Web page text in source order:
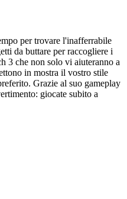
per trovare l'inafferrabile
da buttare per raccogliere i
3 che non solo vi aiuteranno a
in mostra il vostro stile
Grazie al suo gameplay
giocate subito a